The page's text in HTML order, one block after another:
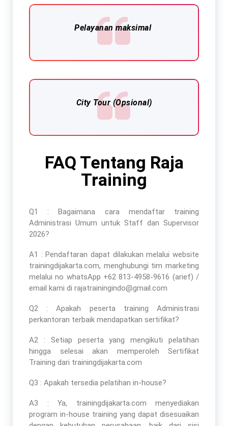
Pelayanan maksimal
City Tour (Opsional)
FAQ Tentang Raja
Training
Q1 : Bagaimana cara mendaftar training
Administrasi Umum untuk Staff dan Supervisor
2026?
A1 : Pendaftaran dapat dilakukan melalui website
trainingdijakarta.com, menghubungi tim marketing
melalui no whatsApp +62 813-4958-9616 (arief) /
email kami di rajatrainingindo@gmail.com
Q2 : Apakah peserta training Administrasi
perkantoran terbaik mendapatkan sertifikat?
A2 : Setiap peserta yang mengikuti pelatihan
hingga selesai akan memperoleh Sertifikat
Training dari trainingdijakarta.com
Q3 : Apakah tersedia pelatihan in-house?
A3 : Ya, trainingdijakarta.com menyediakan
program in-house training yang dapat disesuaikan